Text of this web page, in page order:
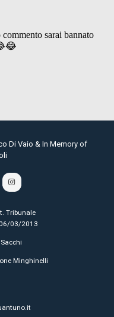
Di Vaio & In Memory of
Tribunale
03/2013
Minghinelli